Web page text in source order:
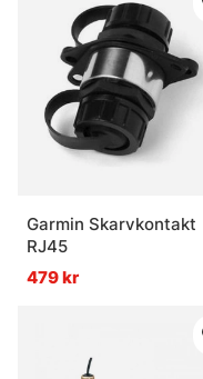
Garmin Skarvkontakt
RJ45
479 kr